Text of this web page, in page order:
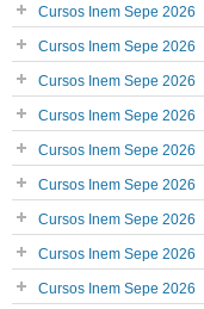
Cursos Inem Sepe 2026
Cursos Inem Sepe 2026
Cursos Inem Sepe 2026
Cursos Inem Sepe 2026
Cursos Inem Sepe 2026
Cursos Inem Sepe 2026
Cursos Inem Sepe 2026
Cursos Inem Sepe 2026
Cursos Inem Sepe 2026